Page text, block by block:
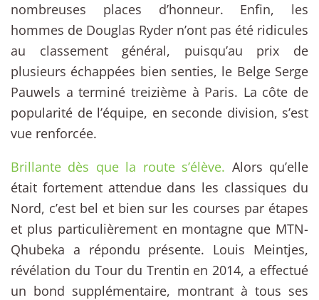
nombreuses places d’honneur. Enfin, les
hommes de Douglas Ryder n’ont pas été ridicules
au classement général, puisqu’au prix de
plusieurs échappées bien senties, le Belge Serge
Pauwels a terminé treizième à Paris. La côte de
popularité de l’équipe, en seconde division, s’est
vue renforcée.
Brillante dès que la route s’élève. Alors qu’elle
était fortement attendue dans les classiques du
Nord, c’est bel et bien sur les courses par étapes
et plus particulièrement en montagne que MTN-
Qhubeka a répondu présente. Louis Meintjes,
révélation du Tour du Trentin en 2014, a effectué
un bond supplémentaire, montrant à tous ses